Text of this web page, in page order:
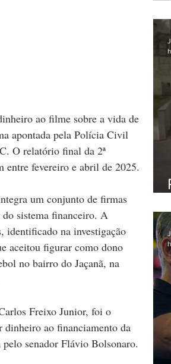
ao filme sobre a vida de
apontada pela Polícia Civil
O relatório final da 2ª
entre fevereiro e abril de 2025.
um conjunto de firmas
sistema financeiro. A
identificado na investigação
aceitou figurar como dono
no bairro do Jaçanã, na
Freixo Junior, foi o
dinheiro ao financiamento da
senador Flávio Bolsonaro.